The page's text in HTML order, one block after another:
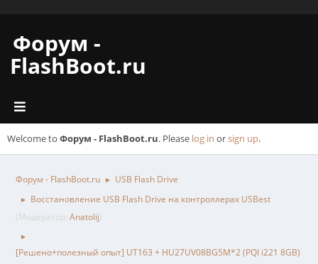
Форум -
FlashBoot.ru
Welcome to Форум - FlashBoot.ru. Please log in orsign up.
Форум - FlashBoot.ru ► USB Flash Drive
►
Восстановление USB Flash Drive на контроллерах USBest
(Модератор: Anatolij)
►
[Решено+полезный опыт] UT163 + HU27UV08BG5M*2 (PQI i221 8GB)